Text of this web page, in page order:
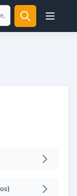
Open